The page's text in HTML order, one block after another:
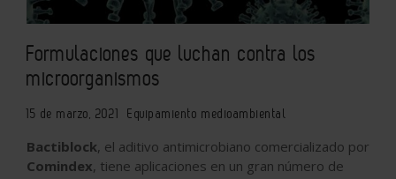
Formulaciones que luchan contra los
microorganismos
15 de marzo, 2021 Equipamiento medioambiental
Bactiblock, el aditivo antimicrobiano comercializado por
Comindex, tiene aplicaciones en un gran número de